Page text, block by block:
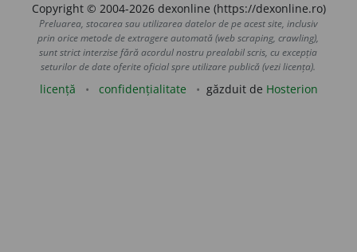
Copyright © 2004-2026 dexonline (https://dexonline.ro)
Preluarea, stocarea sau utilizarea datelor de pe acest site, inclusiv
prin orice metode de extragere automată (web scraping, crawling),
sunt strict interzise fără acordul nostru prealabil scris, cu excepția
seturilor de date oferite oficial spre utilizare publică (vezi licența).
licență confidențialitate găzduit de Hosterion